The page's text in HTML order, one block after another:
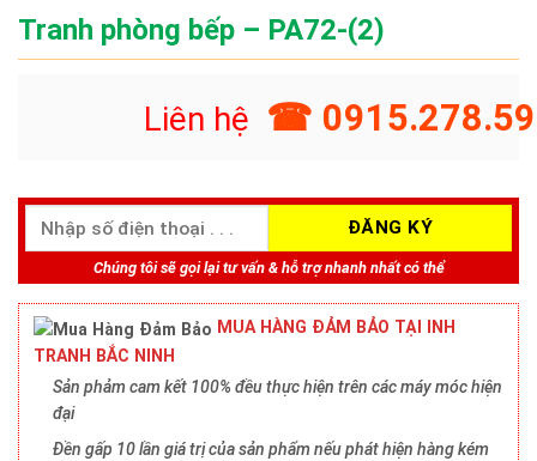
Tranh phòng bếp – PA72-(2)
Liên hệ ☎
Chúng tôi sẽ gọi lại tư vấn & hỗ trợ nhanh nhất có thể
MUA HÀNG ĐẢM BẢO TẠI INH
TRANH BẮC NINH
Sản phảm cam kết 100% đều thực hiện trên các máy móc hiện
đại
Đền gấp 10 lần giá trị của sản phẩm nếu phát hiện hàng kém